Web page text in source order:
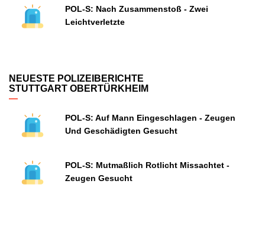
POL-S: Nach Zusammenstoß - Zwei
Leichtverletzte
NEUESTE POLIZEIBERICHTE
STUTTGART OBERTÜRKHEIM
POL-S: Auf Mann Eingeschlagen - Zeugen
Und Geschädigten Gesucht
POL-S: Mutmaßlich Rotlicht Missachtet -
Zeugen Gesucht